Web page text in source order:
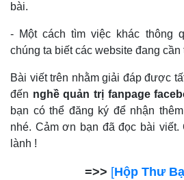
bài.
- Một cách tìm việc khác thông
chúng ta biết các website đang
Bài viết trên nhằm giải đáp được
đến nghề quản trị fanpage
bạn có thể đăng ký để nhận
nhé. Cảm ơn bạn đã đọc bài viết.
lành !
=>> [Hộp Thư